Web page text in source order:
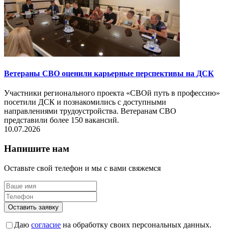
Ветераны СВО оценили карьерные перспективы на ДСК
Участники регионального проекта «СВОй путь в профессию»
посетили ДСК и познакомились с доступными
направлениями трудоустройства. Ветеранам СВО
представили более 150 вакансий.
10.07.2026
Напишите нам
Оставьте свой телефон и мы с вами свяжемся
Оставить заявку
Даю согласие на обработку своих персональных данных.